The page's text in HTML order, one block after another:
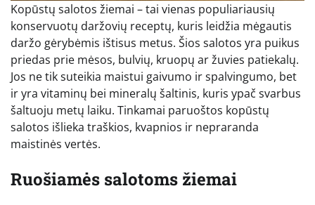
Kopūstų salotos žiemai – tai vienas populiariausių
konservuotų daržovių receptų, kuris leidžia mėgautis
daržo gėrybėmis ištisus metus. Šios salotos yra puikus
priedas prie mėsos, bulvių, kruopų ar žuvies patiekalų.
Jos ne tik suteikia maistui gaivumo ir spalvingumo, bet
ir yra vitaminų bei mineralų šaltinis, kuris ypač svarbus
šaltuoju metų laiku. Tinkamai paruoštos kopūstų
salotos išlieka traškios, kvapnios ir nepraranda
maistinės vertės.
Ruošiamės salotoms žiemai